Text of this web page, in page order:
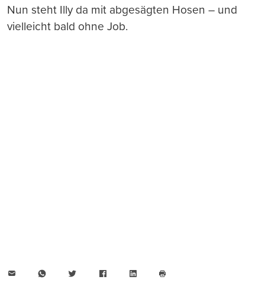
Nun steht Illy da mit abgesägten Hosen – und
vielleicht bald ohne Job.
WhatsAppTwitter FacebookLinkedIn